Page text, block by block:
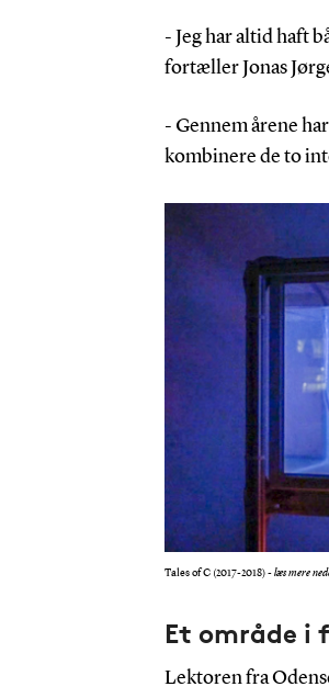
- Jeg har altid haft
fortæller Jonas
- Gennem årene
kombinere de to
Tales of C (2017-2018) - læs mere
Et område i
Lektoren fra